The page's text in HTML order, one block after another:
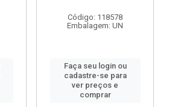
Código: 118578
Embalagem: UN
Faça seu login ou
cadastre-se para
ver preços e
comprar